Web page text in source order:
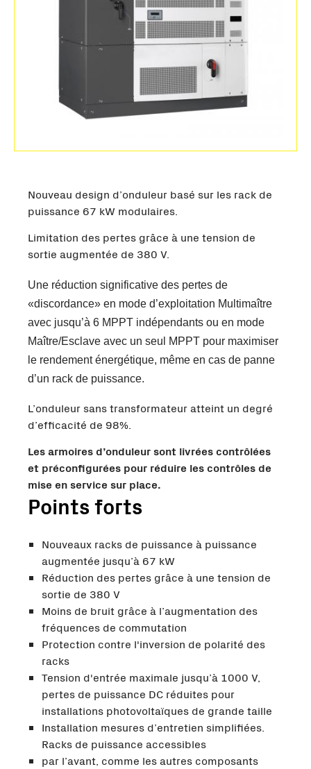
Nouveau design d’onduleur basé sur les rack de
puissance 67 kW modulaires.
Limitation des pertes grâce à une tension de
sortie augmentée de 380 V.
Une réduction significative des pertes de
«discordance» en mode d’exploitation Multimaître
avec jusqu’à 6 MPPT indépendants ou en mode
Maître/Esclave avec un seul MPPT pour maximiser
le rendement énergétique, même en cas de panne
d’un rack de puissance.
L’onduleur sans transformateur atteint un degré
d’efficacité de 98%.
Les armoires d’onduleur sont livrées contrôlées
et préconfigurées pour réduire les contrôles de
mise en service sur place.
Points forts
Nouveaux racks de puissance à puissance
augmentée jusqu’à 67 kW
Réduction des pertes grâce à une tension de
sortie de 380 V
Moins de bruit grâce à l’augmentation des
fréquences de commutation
Protection contre l'inversion de polarité des
racks
Tension d'entrée maximale jusqu’à 1000 V,
pertes de puissance DC réduites pour
installations photovoltaïques de grande taille
Installation mesures d’entretien simplifiées.
Racks de puissance accessibles
par l’avant, comme les autres composants